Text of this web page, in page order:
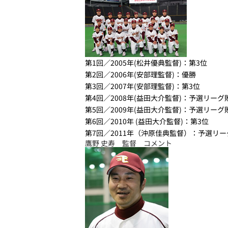
第1回／2005年(松井優典監督)： 第3位
第2回／2006年(安部理監督)： 優勝
第3回／2007年(安部理監督)： 第3位
第4回／2008年(益田大介監督)：予選リーグ
第5回／2009年(益田大介監督)：予選リーグ
第6回／2010年 (益田大介監督)： 第3位
第7回／2011年（沖原佳典監督）：予選リ
鷹野 史寿 監督 コメント